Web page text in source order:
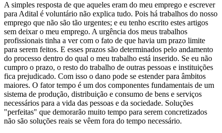
A simples resposta de que aqueles eram do meu emprego e escrever
para Adital é voluntário não explica tudo. Pois há trabalhos do nosso
emprego que não são tão urgentes; e eu tenho escrito estes artigos
sem deixar o meu emprego. A urgência dos meus trabalhos
profissionais tinha a ver com o fato de que havia um prazo limite
para serem feitos. E esses prazos são determinados pelo andamento
do processo dentro do qual o meu trabalho está inserido. Se eu não
cumpro o prazo, o resto do trabalho de outras pessoas e instituições
fica prejudicado. Com isso o dano pode se estender para âmbitos
maiores. O fator tempo é um dos componentes fundamentais de um
sistema de produção, distribuição e consumo de bens e serviços
necessários para a vida das pessoas e da sociedade. Soluções
"perfeitas" que demorarão muito tempo para serem concretizados
não são soluções reais se vêem fora do tempo necessário.